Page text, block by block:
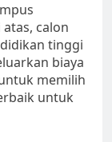
calon
tinggi
biaya
memilih
untuk